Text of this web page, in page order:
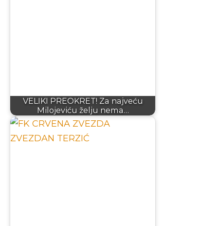
VELIKI PREOKRET! Za najveću
Milojeviću želju nema…